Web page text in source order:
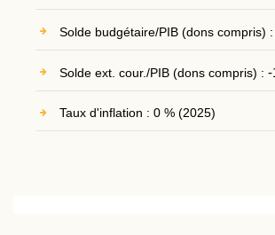
Solde budgétaire/PIB (dons compris) :
Solde ext. cour./PIB (dons compris) : -
Taux d'inflation : 0 % (2025)